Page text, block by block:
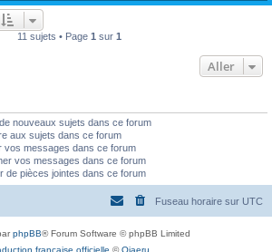
11 sujets • Page 1 sur 1
Aller
nouveaux sujets dans ce forum
aux sujets dans ce forum
vos messages dans ce forum
vos messages dans ce forum
de pièces jointes dans ce forum
Fuseau horaire sur UTC
phpBB® Forum Software © phpBB Limited
française officielle ©Qiaeru